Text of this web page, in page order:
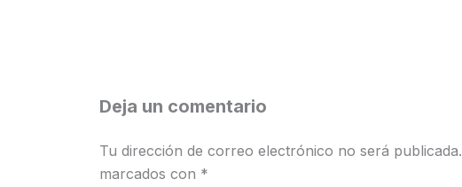
Deja un comentario
Tu dirección de correo electrónico no será publicada.
marcados con *